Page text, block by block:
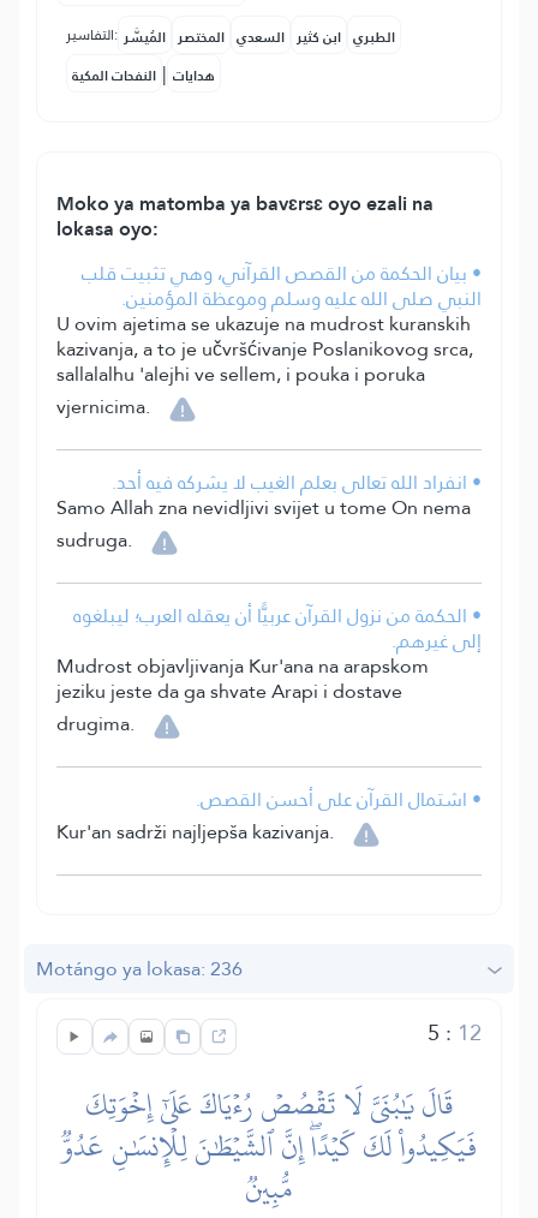
التفاسير: المُيسَّر المختصر السعدي ابن كثير الطبري
النفحات المكية | هدايات
Moko ya matomba ya bavɛrsɛ oyo ezali na
lokasa oyo:
• بيان الحكمة من القصص القرآني، وهي تثبيت قلب
النبي صلى الله عليه وسلم وموعظة المؤمنين.
U ovim ajetima se ukazuje na mudrost kuranskih
kazivanja, a to je učvršćivanje Poslanikovog srca,
sallalalhu 'alejhi ve sellem, i pouka i poruka
vjernicima.
• انفراد الله تعالى بعلم الغيب لا يشركه فيه أحد.
Samo Allah zna nevidljivi svijet u tome On nema
sudruga.
• الحكمة من نزول القرآن عربيًّا أن يعقله العرب؛ ليبلغوه
إلى غيرهم.
Mudrost objavljivanja Kur'ana na arapskom
jeziku jeste da ga shvate Arapi i dostave
drugima.
• اشتمال القرآن على أحسن القصص.
Kur'an sadrži najljepša kazivanja.
Motángo ya lokasa: 236
5 : 12
قَالَ يَٰبُنَيَّ لَا تَقۡصُصۡ رُءۡيَاكَ عَلَىٰٓ إِخۡوَتِكَ
فَيَكِيدُواْ لَكَ كَيۡدًاۖ إِنَّ ٱلشَّيۡطَٰنَ لِلۡإِنسَٰنِ عَدُوّٞ
مُّبِينٞ